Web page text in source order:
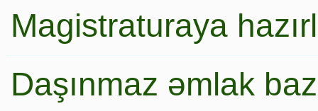
Magistraturaya
Daşınmaz əmlak